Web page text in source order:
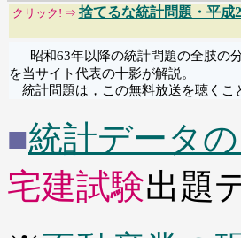
クリック! ⇒ 捨てるな統計問題・平成
昭和63年以降の統計問題の全肢の
を当サイト代表の十影が解説。
統計問題は，この無料放送を聴くこ
■統計データ
宅建試験出題